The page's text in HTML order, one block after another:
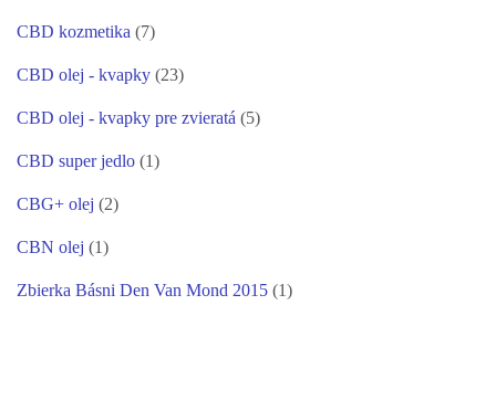
CBD kozmetika (7)
CBD olej - kvapky (23)
CBD olej - kvapky pre zvieratá (5)
CBD super jedlo (1)
CBG+ olej (2)
CBN olej (1)
Zbierka Básni Den Van Mond 2015 (1)